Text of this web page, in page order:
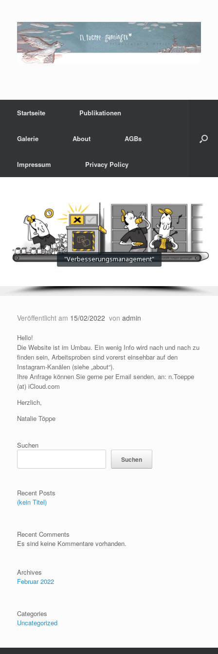
springen
Startseite Publikationen
Galerie About AGBs
Impressum Privacy Policy
"Verbesserungsmanagement"
Veröffentlicht am 15/02/2022 von admin
Hello!
Die Website ist im Umbau. Ein wenig Info wird nach und nach zu
finden sein, Arbeitsproben sind vorerst einsehbar auf den
Instagram-Kanälen (siehe „about“).
Ihre Anfrage können Sie gerne per Email senden, an: n.Toeppe
(at) iCloud.com
Herzlich,
Natalie Töppe
Suchen
Suchen
Recent Posts
(kein Titel)
Recent Comments
Es sind keine Kommentare vorhanden.
Archives
Februar 2022
Categories
Uncategorized